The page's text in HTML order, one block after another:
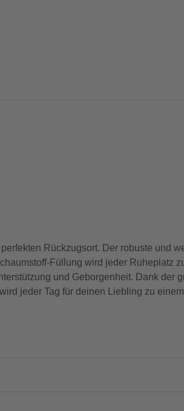
Rückzugsort. Der robuste und
Füllung wird jeder Ruheplatz
und Geborgenheit. Dank der
jeder Tag für deinen Liebling zu